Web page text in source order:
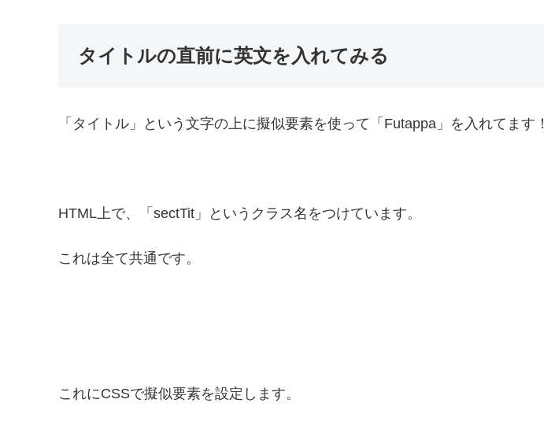
タイトルの直前に英文を入れてみる
「タイトル」という文字の上に擬似要素を使って「Futappa」を入れてます！
HTML上で、「sectTit」というクラス名をつけています。
これは全て共通です。
これにCSSで擬似要素を設定します。